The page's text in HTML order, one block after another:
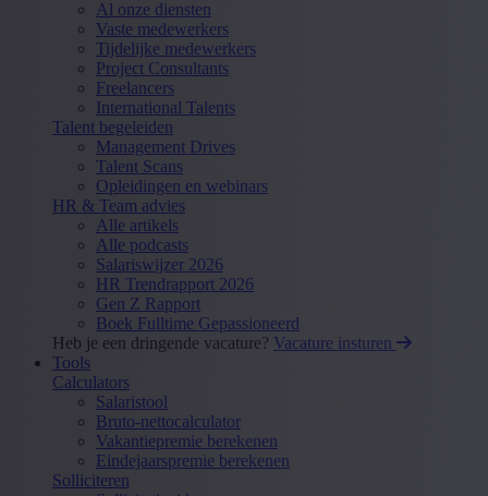
Al onze diensten
Vaste medewerkers
Tijdelijke medewerkers
Project Consultants
Freelancers
International Talents
Talent begeleiden
Management Drives
Talent Scans
Opleidingen en webinars
HR & Team advies
Alle artikels
Alle podcasts
Salariswijzer 2026
HR Trendrapport 2026
Gen Z Rapport
Boek Fulltime Gepassioneerd
Heb je een dringende vacature? Vacature insturen
Tools
Calculators
Salaristool
Bruto-nettocalculator
Vakantiepremie berekenen
Eindejaarspremie berekenen
Solliciteren